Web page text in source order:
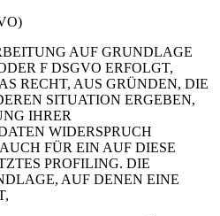
AUF GRUNDLAGE
F DSGVO ERFOLGT,
RECHT, AUS GRÜNDEN, DIE
SITUATION ERGEBEN,
IHRER
WIDERSPRUCH
FÜR EIN AUF DIESE
PROFILING. DIE
AUF DENEN EINE